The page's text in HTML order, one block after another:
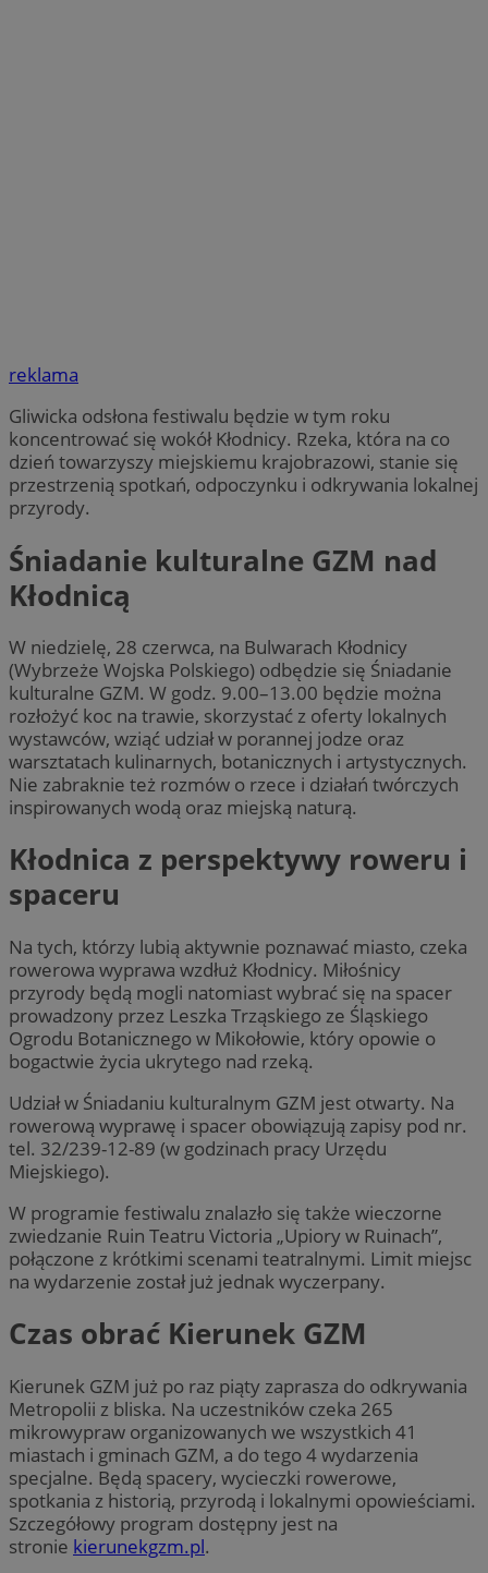
reklama
Gliwicka odsłona festiwalu będzie w tym roku
koncentrować się wokół Kłodnicy. Rzeka, która na co
dzień towarzyszy miejskiemu krajobrazowi, stanie się
przestrzenią spotkań, odpoczynku i odkrywania lokalnej
przyrody.
Śniadanie kulturalne GZM nad
Kłodnicą
W niedzielę, 28 czerwca, na Bulwarach Kłodnicy
(Wybrzeże Wojska Polskiego) odbędzie się Śniadanie
kulturalne GZM. W godz. 9.00–13.00 będzie można
rozłożyć koc na trawie, skorzystać z oferty lokalnych
wystawców, wziąć udział w porannej jodze oraz
warsztatach kulinarnych, botanicznych i artystycznych.
Nie zabraknie też rozmów o rzece i działań twórczych
inspirowanych wodą oraz miejską naturą.
Kłodnica z perspektywy roweru i
spaceru
Na tych, którzy lubią aktywnie poznawać miasto, czeka
rowerowa wyprawa wzdłuż Kłodnicy. Miłośnicy
przyrody będą mogli natomiast wybrać się na spacer
prowadzony przez Leszka Trząskiego ze Śląskiego
Ogrodu Botanicznego w Mikołowie, który opowie o
bogactwie życia ukrytego nad rzeką.
Udział w Śniadaniu kulturalnym GZM jest otwarty. Na
rowerową wyprawę i spacer obowiązują zapisy pod nr.
tel. 32/239-12-89 (w godzinach pracy Urzędu
Miejskiego).
W programie festiwalu znalazło się także wieczorne
zwiedzanie Ruin Teatru Victoria „Upiory w Ruinach”,
połączone z krótkimi scenami teatralnymi. Limit miejsc
na wydarzenie został już jednak wyczerpany.
Czas obrać Kierunek GZM
Kierunek GZM już po raz piąty zaprasza do odkrywania
Metropolii z bliska. Na uczestników czeka 265
mikrowypraw organizowanych we wszystkich 41
miastach i gminach GZM, a do tego 4 wydarzenia
specjalne. Będą spacery, wycieczki rowerowe,
spotkania z historią, przyrodą i lokalnymi opowieściami.
Szczegółowy program dostępny jest na
stronie kierunekgzm.pl.